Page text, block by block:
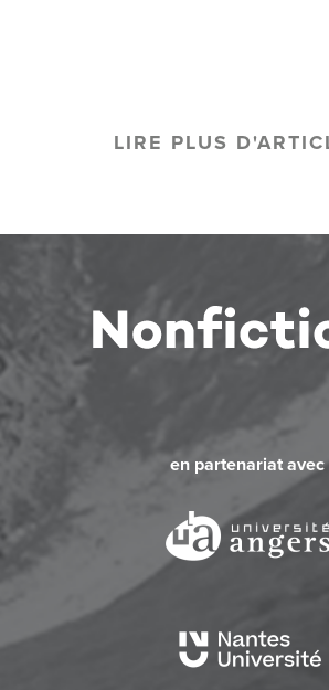
LIRE PLUS
en partenariat avec